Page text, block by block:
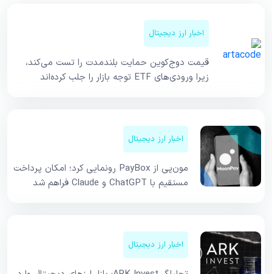
اخبار ارز دیجیتال
قیمت دوج‌کوین حمایت بلندمدت را تست می‌کند،
زیرا ورودی‌های ETF توجه بازار را جلب کرده‌اند
اخبار ارز دیجیتال
مون‌پی از PayBox رونمایی کرد؛ امکان پرداخت
مستقیم با ChatGPT و Claude فراهم شد
اخبار ارز دیجیتال